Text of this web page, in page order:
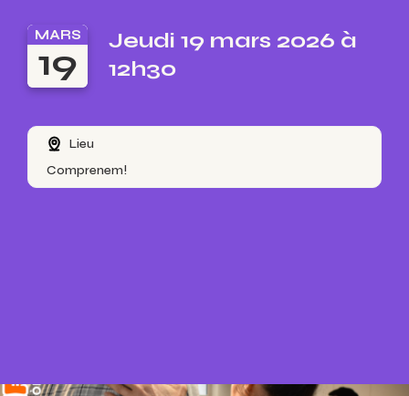
MARS
19
Jeudi 19 mars 2026 à
12h30
Lieu
Comprenem!